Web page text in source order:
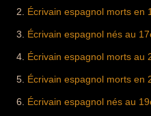
Écrivain espagnol morts en
Écrivain espagnol nés au
Écrivain espagnol morts au
Écrivain espagnol morts en
Écrivain espagnol nés au